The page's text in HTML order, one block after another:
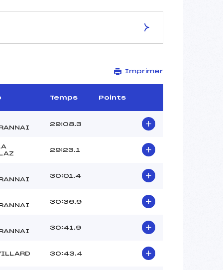
Site de Replis
7.5 km
Imprimer
Temps Points
29:08.3
29:23.1
30:01.4
30:36.9
30:41.9
30:43.4